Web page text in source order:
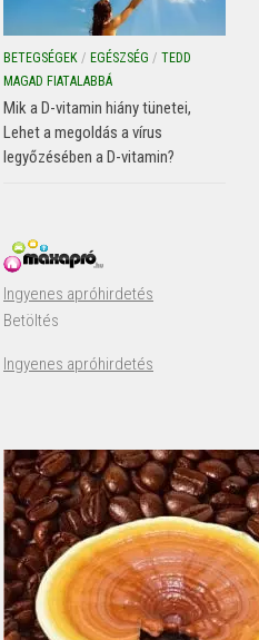
BETEGSÉGEK / EGÉSZSÉG / TEDD
MAGAD FIATALABBÁ
Mik a D-vitamin hiány tünetei,
Lehet a megoldás a vírus
legyőzésében a D-vitamin?
Ingyenes apróhirdetés
Betöltés
Ingyenes apróhirdetés